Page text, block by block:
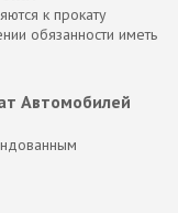
к прокату
обязанности иметь
Автомобилей